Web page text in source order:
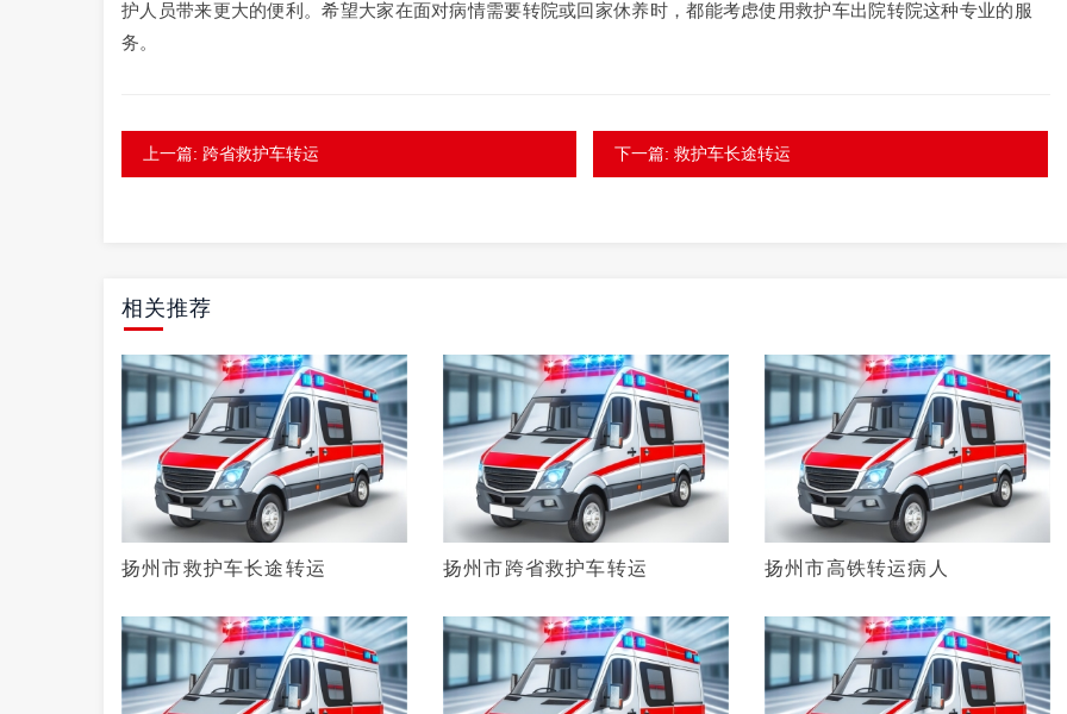
护人员带来更大的便利。希望大家在面对病情需要转院或回家休养时，都能考虑使用救护车出院转院这种专业的服
务。
上一篇: 跨省救护车转运 下一篇: 救护车长途转运
相关推荐
扬州市救护车长途转运 扬州市跨省救护车转运 扬州市高铁转运病人